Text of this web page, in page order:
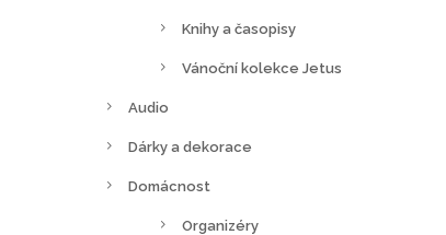
Knihy a časopisy
Vánoční kolekce Jetus
Audio
Dárky a dekorace
Domácnost
Organizéry